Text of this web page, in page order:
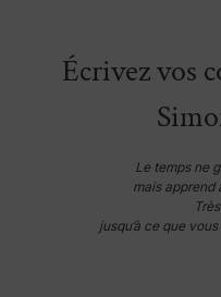
Écrivez vos
Le temps ne
mais apprend
jusqu’à ce que